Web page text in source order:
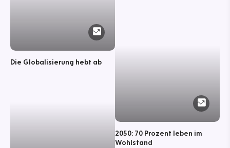
Die Globalisierung hebt ab
2050: 70 Prozent leben im
Wohlstand